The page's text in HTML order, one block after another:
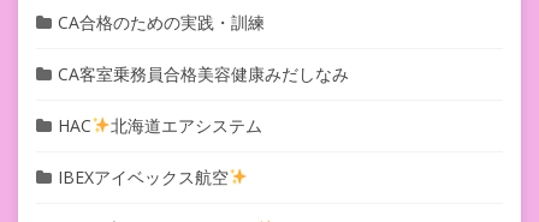
CA合格のための実践・訓練
CA客室乗務員合格美容健康みだしなみ
HAC 北海道エアシステム
IBEXアイベックス航空